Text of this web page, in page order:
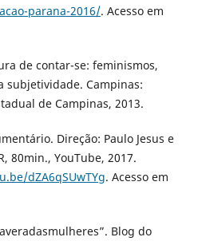
parana-2016/. Acesso em
de contar-se: feminismos,
subjetividade. Campinas:
de Campinas, 2013.
Direção: Paulo Jesus e
80min., YouTube, 2017.
dZA6qSUwTYg. Acesso em
Blog do